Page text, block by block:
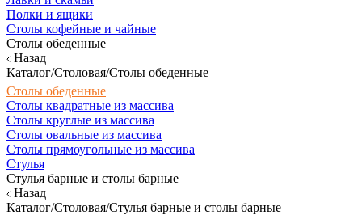
Полки и ящики
Столы кофейные и чайные
Столы обеденные
Назад
Каталог/Столовая/Столы обеденные
Столы обеденные
Столы квадратные из массива
Столы круглые из массива
Столы овальные из массива
Столы прямоугольные из массива
Стулья
Стулья барные и столы барные
Назад
Каталог/Столовая/Стулья барные и столы барные